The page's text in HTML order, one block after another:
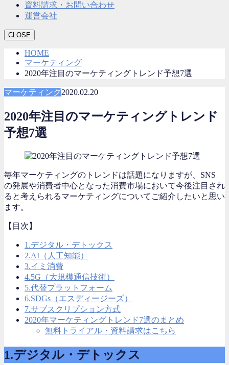
資料請求・お問い合わせ
運営会社
CLOSE
HOME
マーケティング
2020年注目のマーケティングトレンド予想7選
マーケティング2020.02.20
2020年注目のマーケティングトレンド
予想7選
毎年マーケティングのトレンドは話題になりますが、SNS
の発展や消費者中心となった消費市場において今後注目され
ると考えられるマーケティングについてご紹介したいと思い
ます。
【目次】
1.デジタル・デトックス
2.AI（人工知能）
3.イミ消費
4.5G（大規模通信技術）
5.代替プラットフォーム
6.SDGs（エスディージーズ）
7.サブスクリプション方式
2020年マーケティングトレンド7選のまとめ
無料トライアル・資料請求はこちら
1.デジタル・デトックス